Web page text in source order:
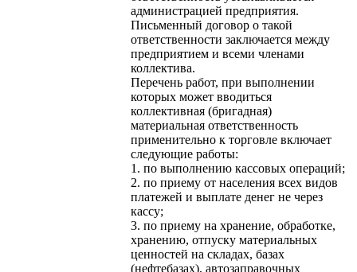
администрацией предприятия.
Письменный договор о такой
ответственности заключается между
предприятием и всеми членами
коллектива.
Перечень работ, при выполнении
которых может вводиться
коллективная (бригадная)
материальная ответственность
применительно к торговле включает
следующие работы:
1. по выполнению кассовых операций;
2. по приему от населения всех видов
платежей и выплате денег не через
кассу;
3. по приему на хранение, обработке,
хранению, отпуску материальных
ценностей на складах, базах
(нефтебазах), автозаправочных